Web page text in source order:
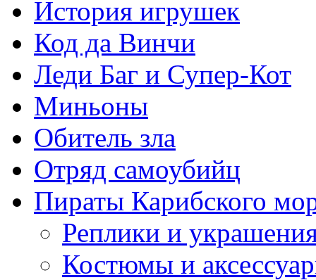
История игрушек
Код да Винчи
Леди Баг и Супер-Кот
Миньоны
Обитель зла
Отряд самоубийц
Пираты Карибского
Реплики и
Костюмы и